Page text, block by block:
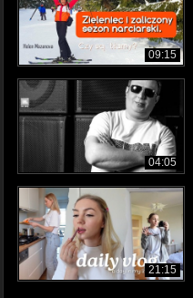
09:15
04:05
21:15